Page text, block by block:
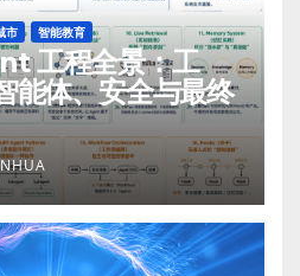
市 智能教育
工程全景：工
能体、安全与最终